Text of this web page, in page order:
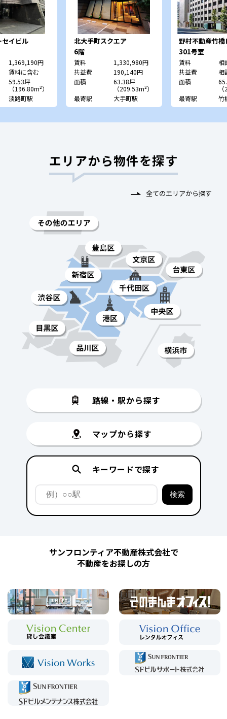
イビル
1,369,190円
賃料に含む
59.53坪
（196.80m²）
淡路町駅
北大手町スクエア
6階
賃料
1,330,980円
共益費
190,140円
面積
63.38坪
（209.53m²）
最寄駅
大手町駅
野村不動産竹
（旧：NMF竹
301号室
賃料
相
共益費
相
面積
最寄駅
竹
エリアから物件を探す
全てのエリアから探す
路線・駅から探す
マップから探す
キーワードで探す
サンフロンティア不動産株式会社で
不動産をお探しの方